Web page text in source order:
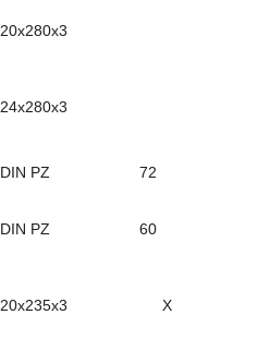
20x280x3
24x280x3
DIN PZ 72
DIN PZ 60
20x235x3 X